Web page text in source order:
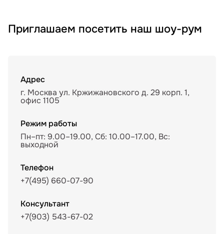
Приглашаем посетить наш шоу-рум
Адрес
г. Москва ул. Кржижановского д. 29 корп. 1,
офис 1105
Режим работы
Пн–пт: 9.00–19.00, Сб: 10.00–17.00, Вс:
выходной
Телефон
+7(495) 660-07-90
Консультант
+7(903) 543-67-02